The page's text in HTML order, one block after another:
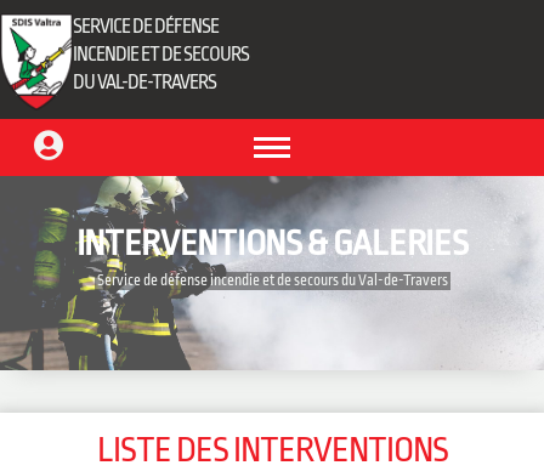
SERVICE DE DÉFENSE
INCENDIE ET DE SECOURS
DU VAL-DE-TRAVERS
INTERVENTIONS & GALERIES
‎ Service de défense incendie et de secours du Val-de-Travers‎ ‎
LISTE DES INTERVENTIONS